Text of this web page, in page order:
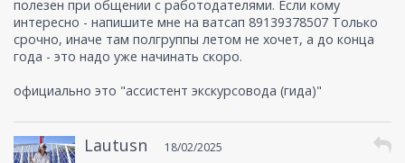
полезен при общении с работодателями. Если кому
интересно - напишите мне на ватсап 89139378507 Только
срочно, иначе там полгруппы летом не хочет, а до конца
года - это надо уже начинать скоро.
официально это "ассистент экскурсовода (гида)"
Lautusn 18/02/2025